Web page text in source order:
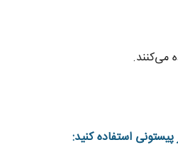
می‌کنند.
استفاده کنید: